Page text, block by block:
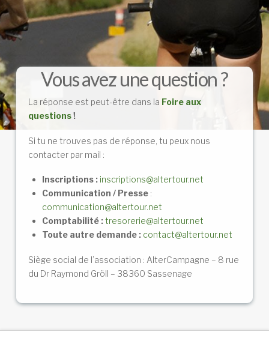
Vous avez une question ?
La réponse est peut-être dans la Foire aux
questions!
Si tu ne trouves pas de réponse, tu peux nous
contacter par mail :
Inscriptions : inscriptions@altertour.net
Communication / Presse:
communication@altertour.net
Comptabilité :tresorerie@altertour.net
Toute autre demande : contact@altertour.net
Siège social de l’association : AlterCampagne – 8 rue
du Dr Raymond Gröll – 38360 Sassenage